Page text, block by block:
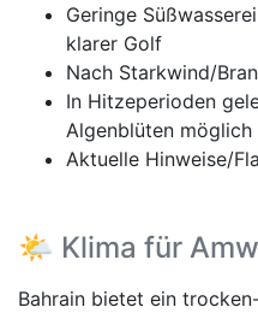
Geringe
klarer Golf
Nach Starkwind/
In Hitzeperioden
Algenblüten möglich
Aktuelle Hinweise/
🌤️ Klima für
Bahrain bietet ein